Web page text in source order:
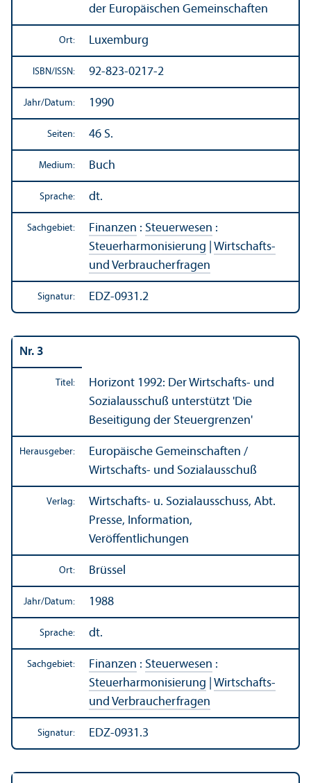
der Europäischen Gemeinschaften
Ort: Luxemburg
ISBN/ ISSN: 92-823-0217-2
Jahr/Datum: 1990
Seiten: 46 S.
Medium: Buch
Sprache: dt.
Sachgebiet: Finanzen : Steuerwesen :
Steuerharmonisierung
Wirtschafts-
und Verbraucherfragen
Signatur: EDZ-0931.2
Nr. 3
Titel:
Horizont 1992: Der Wirtschafts- und
Sozialausschuß unter­stützt 'Die
Beseitigung der Steuergrenzen'
Herausgeber:
Europäische Gemeinschaften /
Wirtschafts- und Sozialausschuß
Verlag:
Wirtschafts- u. Sozial­ausschuss, Abt.
Presse, Information,
Veröffentlichungen
Ort: Brüssel
Jahr/Datum: 1988
Sprache: dt.
Sachgebiet: Finanzen : Steuerwesen :
Steuerharmonisierung
Wirtschafts-
und Verbraucherfragen
Signatur: EDZ-0931.3